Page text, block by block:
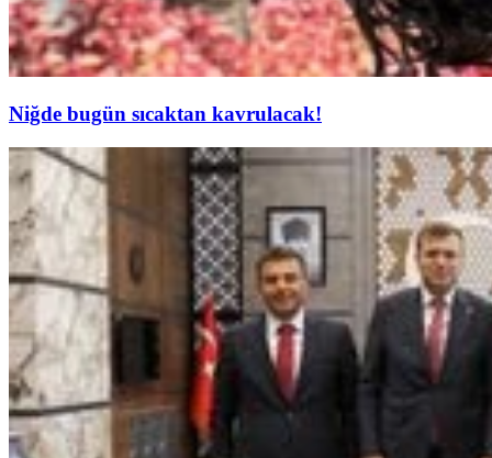
Niğde bugün sıcaktan kavrulacak!